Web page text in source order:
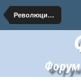
Революция. 100 лет. День за днем.